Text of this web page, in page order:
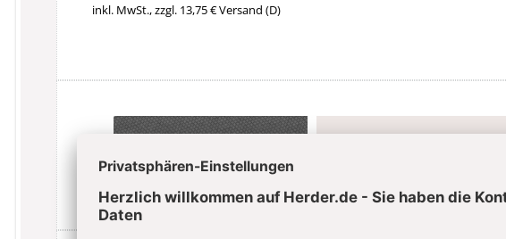
inkl. MwSt., zzgl. 13,75 € Versand (D)
Im Abo Im Digital-Abo